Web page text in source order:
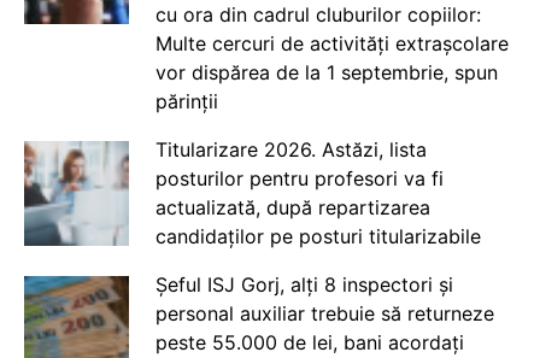
cu ora din cadrul cluburilor copiilor:
Multe cercuri de activități extrașcolare
vor dispărea de la 1 septembrie, spun
părinții
Titularizare 2026. Astăzi, lista
posturilor pentru profesori va fi
actualizată, după repartizarea
candidaților pe posturi titularizabile
Șeful ISJ Gorj, alți 8 inspectori și
personal auxiliar trebuie să returneze
peste 55.000 de lei, bani acordați